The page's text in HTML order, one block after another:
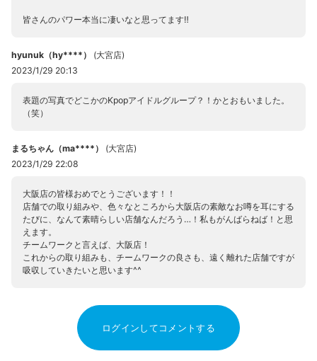
皆さんのパワー本当に凄いなと思ってます‼︎
hyunuk（hy****） (大宮店)
2023/1/29 20:13
表題の写真でどこかのKpopアイドルグループ？！かとおもいました。
（笑）
まるちゃん（ma****） (大宮店)
2023/1/29 22:08
大阪店の皆様おめでとうございます！！
店舗での取り組みや、色々なところから大阪店の素敵なお噂を耳にする
たびに、なんて素晴らしい店舗なんだろう…！私もがんばらねば！と思
えます。
チームワークと言えば、大阪店！
これからの取り組みも、チームワークの良さも、遠く離れた店舗ですが
吸収していきたいと思います^^
ログインしてコメントする